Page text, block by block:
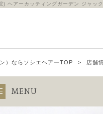
ヘアーカッティングガーデン ジャッ
）ならソシエヘアーTOP 店舗
MENU